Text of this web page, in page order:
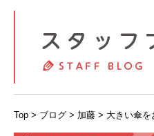
Top > ブログ > 加藤 > 大きい傘を